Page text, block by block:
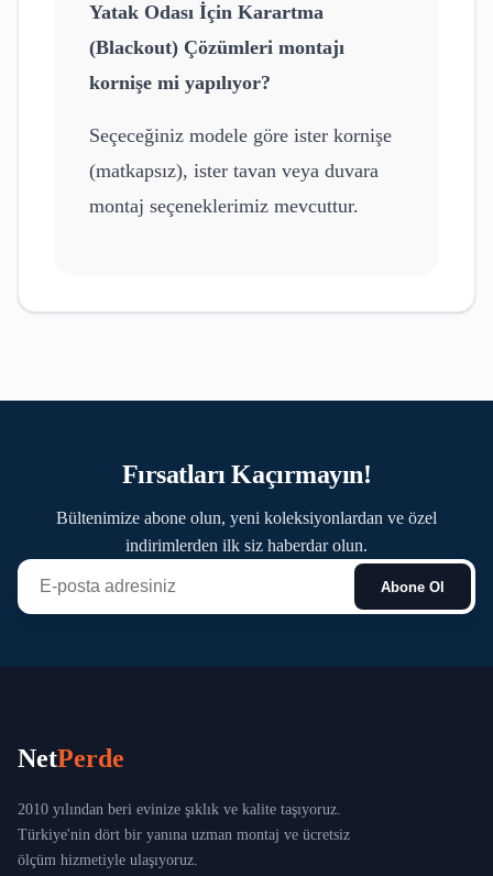
Yatak Odası İçin Karartma
(Blackout) Çözümleri montajı
kornişe mi yapılıyor?
Seçeceğiniz modele göre ister kornişe
(matkapsız), ister tavan veya duvara
montaj seçeneklerimiz mevcuttur.
Fırsatları Kaçırmayın!
Bültenimize abone olun, yeni koleksiyonlardan ve özel
indirimlerden ilk siz haberdar olun.
Abone Ol
NetPerde
2010 yılından beri evinize şıklık ve kalite taşıyoruz.
Türkiye'nin dört bir yanına uzman montaj ve ücretsiz
ölçüm hizmetiyle ulaşıyoruz.